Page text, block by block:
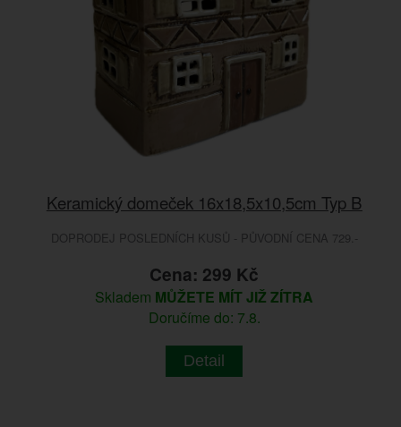
Keramický domeček 16x18,5x10,5cm Typ B
DOPRODEJ POSLEDNÍCH KUSŮ - PŮVODNÍ CENA 729.-
Cena: 299 Kč
Skladem MŮŽETE MÍT JIŽ ZÍTRA
Doručíme do: 7.8.
Detail